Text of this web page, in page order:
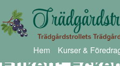
Hem Kurser &